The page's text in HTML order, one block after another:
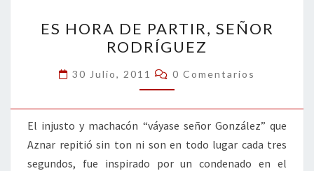
HORA
DE
PARTIR,
SEÑOR
RODRÍGUEZ
ES HORA DE PARTIR, SEÑOR
RODRÍGUEZ
30 Julio, 2011 Comentarios
0 Comentarios
El injusto y machacón “váyase señor González” que
Aznar repitió sin ton ni son en todo lugar cada tres
segundos, fue inspirado por un condenado en el